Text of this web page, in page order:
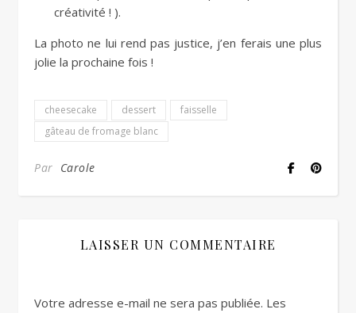
créativité ! ).
La photo ne lui rend pas justice, j’en ferais une plus
jolie la prochaine fois !
cheesecake dessert
faisselle
gâteau de fromage blanc
Par Carole
LAISSER UN COMMENTAIRE
Votre adresse e-mail ne sera pas publiée. Les